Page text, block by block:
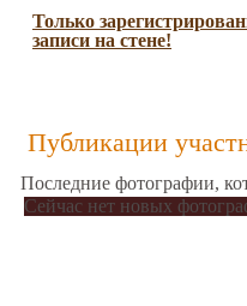
Только
записи на стене!
Публикации
Последние фотографии,
Сейчас нет новых